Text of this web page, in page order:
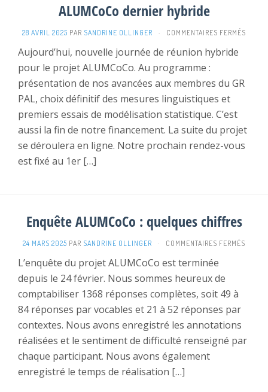
ALUMCoCo dernier hybride
28 AVRIL 2025 PAR SANDRINE OLLINGER · COMMENTAIRES FERMÉS
Aujourd’hui, nouvelle journée de réunion hybride
pour le projet ALUMCoCo. Au programme :
présentation de nos avancées aux membres du GR
PAL, choix définitif des mesures linguistiques et
premiers essais de modélisation statistique. C’est
aussi la fin de notre financement. La suite du projet
se déroulera en ligne. Notre prochain rendez-vous
est fixé au 1er […]
Enquête ALUMCoCo : quelques chiffres
24 MARS 2025 PAR SANDRINE OLLINGER · COMMENTAIRES FERMÉS
L’enquête du projet ALUMCoCo est terminée
depuis le 24 février. Nous sommes heureux de
comptabiliser 1368 réponses complètes, soit 49 à
84 réponses par vocables et 21 à 52 réponses par
contextes. Nous avons enregistré les annotations
réalisées et le sentiment de difficulté renseigné par
chaque participant. Nous avons également
enregistré le temps de réalisation […]